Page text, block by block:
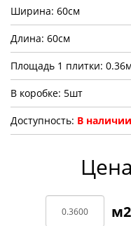
Ширина: 60см
Длина: 60см
Площадь 1 плитки:
В коробке: 5шт
Доступность: В наличии